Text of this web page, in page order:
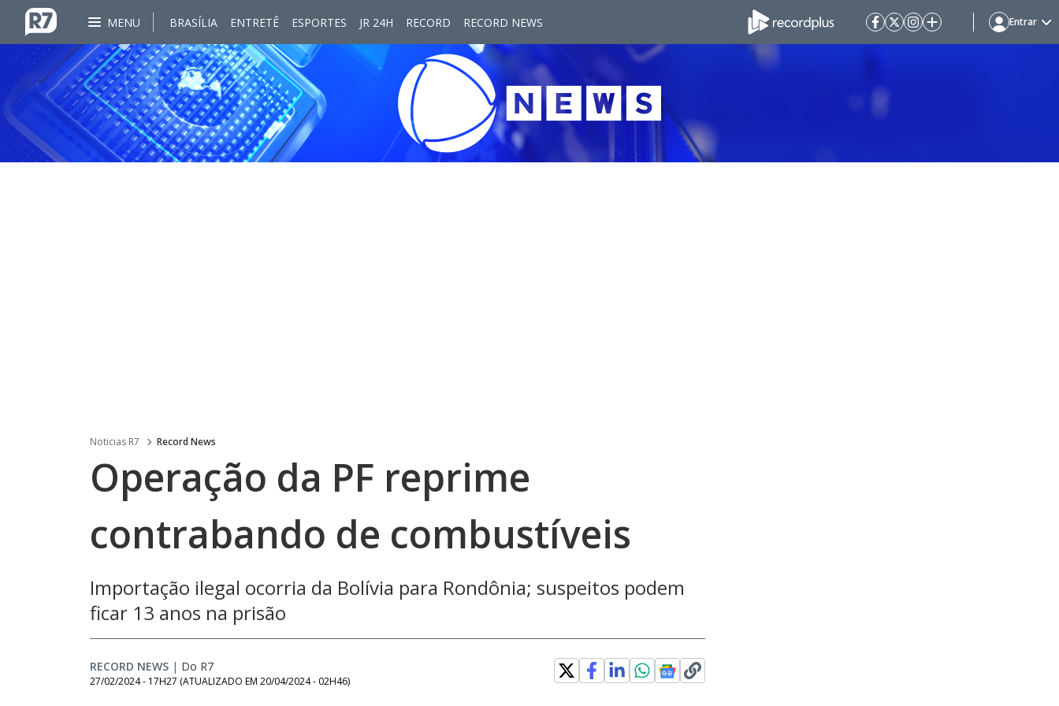
MENU BRASÍLIA ENTRETÊ ESPORTES JR 24H RECORD RECORD NEWS Entrar
Noticias R7 Record News
Operação da PF reprime
contrabando de combustíveis
Importação ilegal ocorria da Bolívia para Rondônia; suspeitos podem
ficar 13 anos na prisão
RECORD NEWS | Do R7
27/02/2024 - 17H27 (ATUALIZADO EM 20/04/2024 - 02H46)